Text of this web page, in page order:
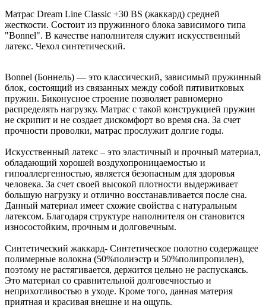
Матрас Dream Line Classic +30 BS (жаккард) средней
жесткости. Состоит из пружинного блока зависимого типа
"Bonnel". В качестве наполнителя служит искусственный
латекс. Чехол синтетический.
Bonnel (Боннель) — это классический, зависимый пружинный
блок, состоящий из связанных между собой пятивитковых
пружин. Биконусное строение позволяет равномерно
распределять нагрузку. Матрас с такой конструкцией пружин
не скрипит и не создает дискомфорт во время сна. За счет
прочности проволки, матрас прослужит долгие годы.
Искусственный латекс – это эластичный и прочный материал,
обладающий хорошей воздухопроницаемостью и
гипоаллергенностью, является безопасным для здоровья
человека. За счет своей высокой плотности выдерживает
большую нагрузку и отлично восстанавливается после сна.
Данный материал имеет схожие свойства с натуральным
латексом. Благодаря структуре наполнителя он становится
износостойким, прочным и долговечным.
Синтетический жаккард- Синтетическое полотно содержащее
полимерные волокна (50%полиэстр и 50%полипропилен),
поэтому не растягивается, держится цельно не распускаясь.
Это материал со сравнительной долговечностью и
неприхотливостью в уходе. Кроме того, данная материя
приятная и красивая внешне и на ощупь.